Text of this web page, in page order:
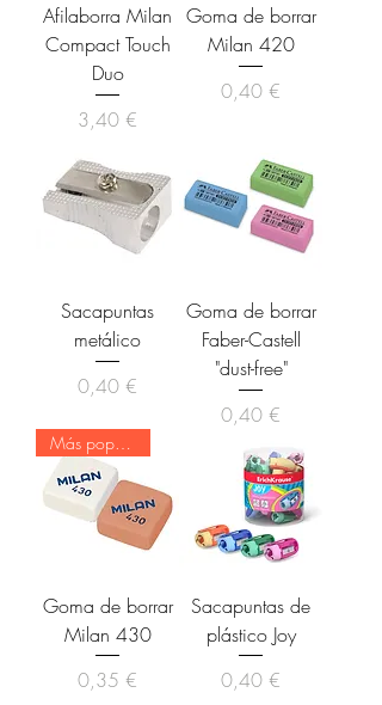
Afilaborra Milan
Compact Touch
Duo
Precio
3,40 €
Goma de borrar
Milan 420
Precio
0,40 €
Sacapuntas
metálico
Precio
0,40 €
Goma de borrar
Faber-Castell
"dust-free"
Precio
0,40 €
Goma de borrar
Milan 430
Precio
0,35 €
Sacapuntas de
plástico Joy
Precio
0,40 €